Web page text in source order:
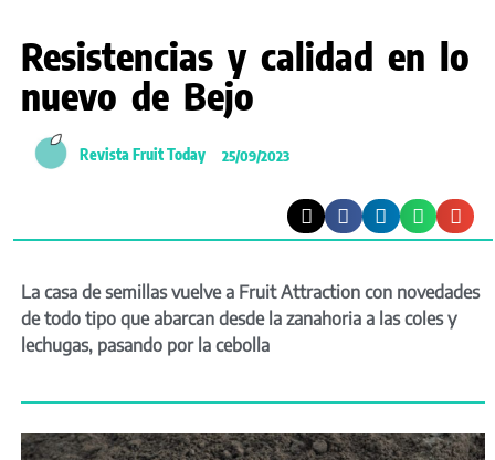
Resistencias y calidad en lo
nuevo de Bejo
Revista Fruit Today 25/09/2023
La casa de semillas vuelve a Fruit Attraction con novedades
de todo tipo que abarcan desde la zanahoria a las coles y
lechugas, pasando por la cebolla